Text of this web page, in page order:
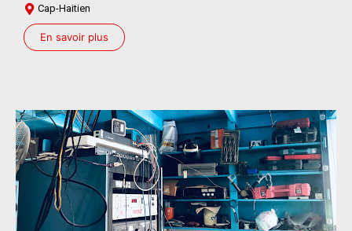
Cap-Haitien
En savoir plus